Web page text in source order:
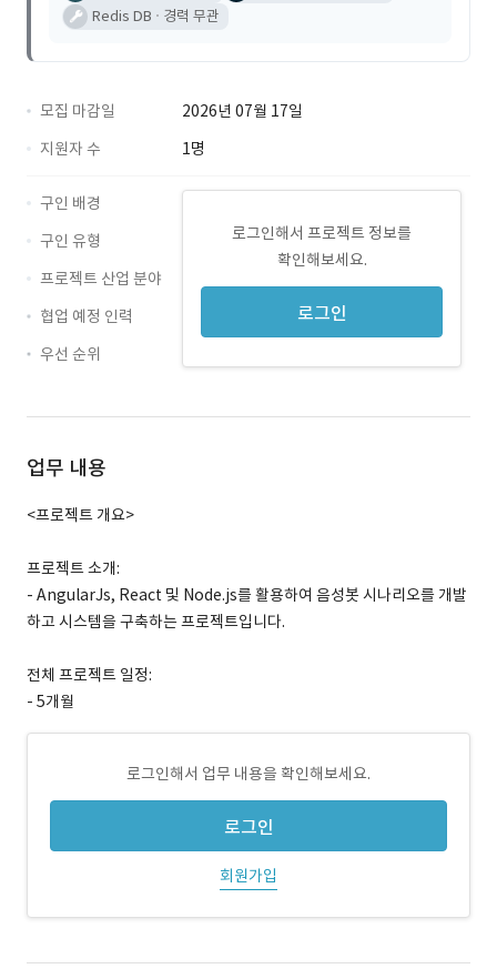
Redis DB
경력 무관
모집 마감일
2026년 07월 17일
지원자 수
1명
로그인해서 프로젝트 정보를
확인해보세요.
로그인
구인 배경
구인 유형
프로젝트 산업 분야
협업 예정 인력
우선 순위
업무 내용
<프로젝트 개요>
프로젝트 소개:
- AngularJs, React 및 Node.js를 활용하여 음성봇 시나리오를 개발
하고 시스템을 구축하는 프로젝트입니다.
전체 프로젝트 일정:
- 5개월
로그인해서 업무 내용을 확인해보세요.
로그인
회원가입